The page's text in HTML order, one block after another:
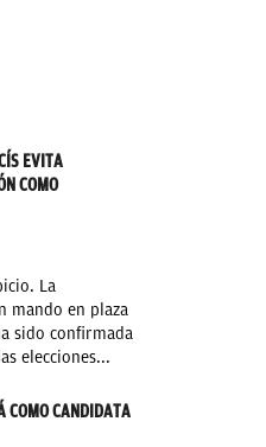
EVITA
COMO
La
mando en plaza
sido confirmada
elecciones...
COMO CANDIDATA